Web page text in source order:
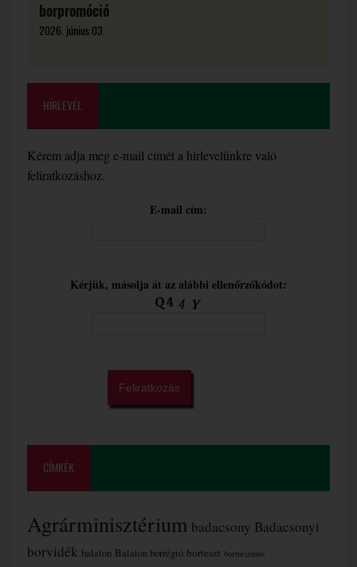
borpromóció
2026. június 03.
HÍRLEVÉL
Kérem adja meg e-mail címét a hírlevelünkre való
feliratkozáshoz.
E-mail cím:
Kérjük, másolja át az alábbi ellenőrzőkódot:
CÍMKÉK
Agrárminisztérium badacsony Badacsonyi
borvidék balaton Balaton borrégió borteszt borturizmus